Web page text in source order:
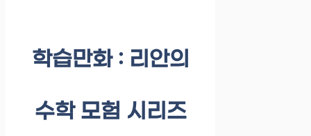
학습만화 : 리안의
수학 모험 시리즈